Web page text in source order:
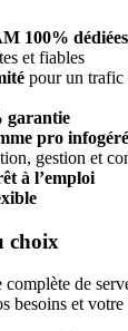
100% dédiées
et fiables
pour un trafic
garantie
pro
gestion et
à l’emploi
choix
de
besoins et votre